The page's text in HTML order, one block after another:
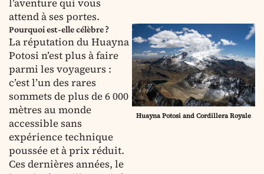
l’aventure qui vous
attend à ses portes.
Huayna Potosi and Cordillera Royale
Pourquoi est-elle célèbre ?
La réputation du Huayna
Potosi n’est plus à faire
parmi les voyageurs :
c’est l’un des rares
sommets de plus de 6 000
mètres au monde
accessible sans
expérience technique
poussée et à prix réduit.
Ces dernières années, le